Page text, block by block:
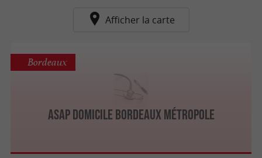
Afficher la carte
ASAP Domicile Bordeaux Métropole
Bordeaux